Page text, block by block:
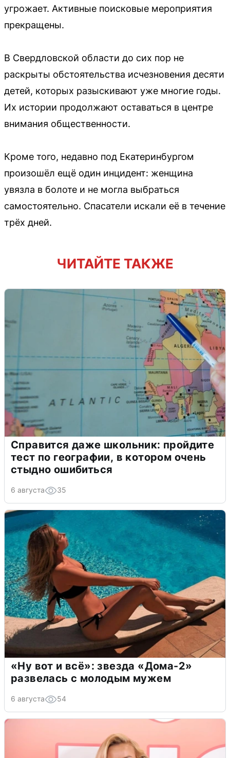
угрожает. Активные поисковые мероприятия
прекращены.
В Свердловской области до сих пор не
раскрыты обстоятельства исчезновения десяти
детей, которых разыскивают уже многие годы.
Их истории продолжают оставаться в центре
внимания общественности.
Кроме того, недавно под Екатеринбургом
произошёл ещё один инцидент: женщина
увязла в болоте и не могла выбраться
самостоятельно. Спасатели искали её в течение
трёх дней.
ЧИТАЙТЕ ТАКЖЕ
Справится даже школьник: пройдите
тест по географии, в котором очень
стыдно ошибиться
6 августа 35
«Ну вот и всё»: звезда «Дома-2»
развелась с молодым мужем
6 августа 54